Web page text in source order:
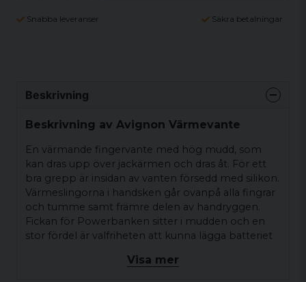
Snabba leveranser Säkra betalningar
Beskrivning
Beskrivning av Avignon Värmevante
En värmande fingervante med hög mudd, som
kan dras upp över jackärmen och dras åt. För ett
bra grepp är insidan av vanten försedd med silikon.
Värmeslingorna i handsken går ovanpå alla fingrar
och tumme samt främre delen av handryggen.
Fickan för Powerbanken sitter i mudden och en
stor fördel är valfriheten att kunna lägga batteriet
löper på ovansidan av handen och fingrarna och
Visa mer